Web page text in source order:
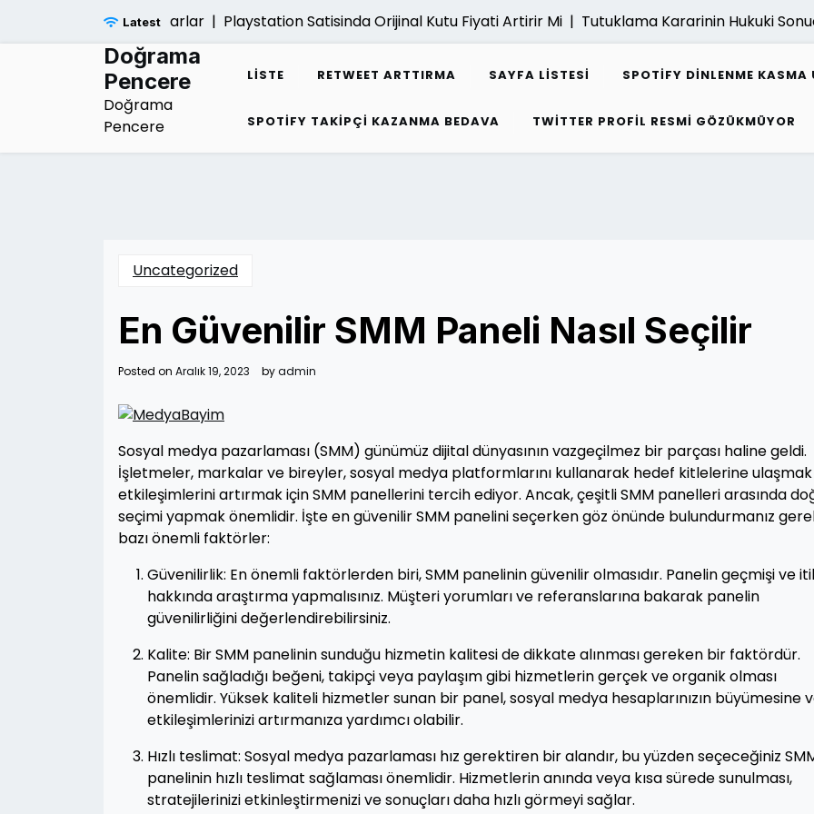
Latest
Verdigi Zararlar |Playstation Satisinda Orijinal Kutu Fiyati Artirir Mi | Tutuklama Kararinin Hukuki
Doğrama
Pencere
Doğrama
Pencere
LISTE RETWEET ARTTIRMA SAYFA LISTESI SPOTIFY DINLENME KASMA
SPOTIFY TAKIPÇI KAZANMA BEDAVA TWITTER PROFIL RESMI GÖZÜKMÜYOR
Uncategorized
En Güvenilir SMM Paneli Nasıl Seçilir
Posted on Aralık 19, 2023 byadmin
Sosyal medya pazarlaması (SMM) günümüz dijital dünyasının vazgeçilmez bir parçası haline geldi.
İşletmeler, markalar ve bireyler, sosyal medya platformlarını kullanarak hedef kitlelerine
etkileşimlerini artırmak için SMM panellerini tercih ediyor. Ancak, çeşitli SMM panelleri arasında
seçimi yapmak önemlidir. İşte en güvenilir SMM panelini seçerken göz önünde bulundurmanız
bazı önemli faktörler:
Güvenilirlik: En önemli faktörlerden biri, SMM panelinin güvenilir olmasıdır. Panelin geçmişi ve
hakkında araştırma yapmalısınız. Müşteri yorumları ve referanslarına bakarak panelin
güvenilirliğini değerlendirebilirsiniz.
Kalite: Bir SMM panelinin sunduğu hizmetin kalitesi de dikkate alınması gereken bir faktördür.
Panelin sağladığı beğeni, takipçi veya paylaşım gibi hizmetlerin gerçek ve organik olması
önemlidir. Yüksek kaliteli hizmetler sunan bir panel, sosyal medya hesaplarınızın büyümesine
etkileşimlerinizi artırmanıza yardımcı olabilir.
Hızlı teslimat: Sosyal medya pazarlaması hız gerektiren bir alandır, bu yüzden seçeceğiniz
panelinin hızlı teslimat sağlaması önemlidir. Hizmetlerin anında veya kısa sürede sunulması,
stratejilerinizi etkinleştirmenizi ve sonuçları daha hızlı görmeyi sağlar.